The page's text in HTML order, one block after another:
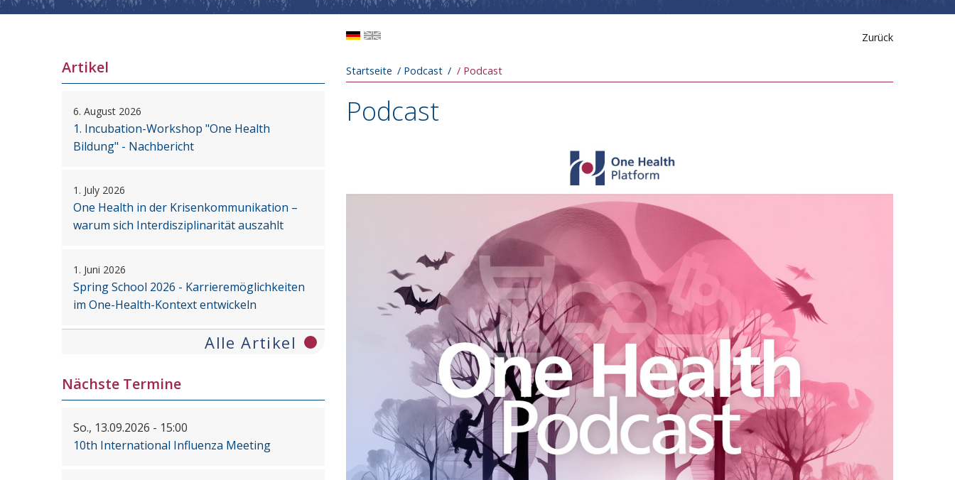
Zurück
Pfadnavigation
Startseite Podcast Podcast
Podcast
Artikel
6. August 2026
1. Incubation-Workshop "One Health
Bildung" - Nachbericht
1. July 2026
One Health in der Krisenkommunikation –
warum sich Interdisziplinarität auszahlt
1. Juni 2026
Spring School 2026 - Karrieremöglichkeiten
im One-Health-Kontext entwickeln
Alle Artikel
Nächste Termine
So., 13.09.2026 - 15:00
10th International Influenza Meeting